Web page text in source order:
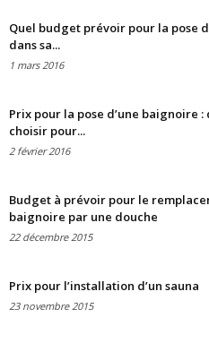
Quel budget prévoir pour la pose
dans sa...
1 mars 2016
Prix pour la pose d’une baignoire
choisir pour...
2 février 2016
Budget à prévoir pour le
baignoire par une douche
22 décembre 2015
Prix pour l’installation d’un sauna
23 novembre 2015